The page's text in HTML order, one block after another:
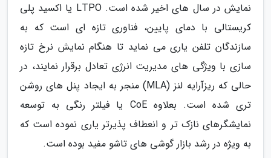
نمایش در سال های اخیر شده است. LTPO یا اکسید پلی
کریستالی با دمای پایین، فناوری تازه ای است که به
سازندگان تلفن یاری می نماید تا هنگام نمایش نرخ تازه
سازی با ویژگی های مدیریت انرژی تعادل برقرار نمایند، در
حالی که ریزآرایه لنز (MLA) منجر به ایجاد پنل های روشن
تری شده است. بعلاوه CoE یا فیلتر رنگی به توسعه
نمایشگرهای نازک تر و انعطاف پذیرتر یاری نموده است که
به ویژه در رشد بازار گوشی های تاشو مفید بوده است.